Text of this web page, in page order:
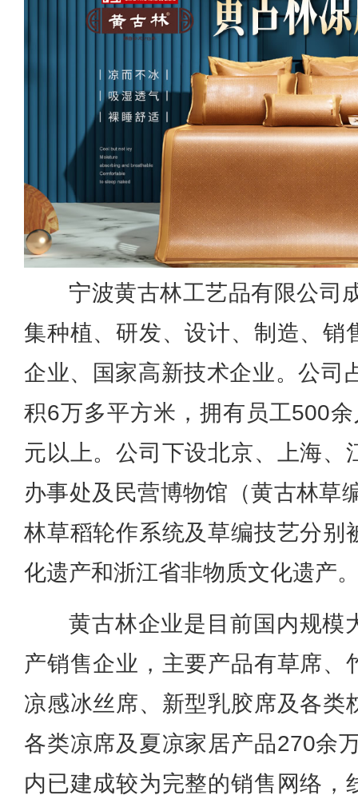
宁波黄古林工艺品有限公司
集种植、研发、设计、制造、销
企业、国家高新技术企业。公司
积6万多平方米，拥有员工500
元以上。公司下设北京、上海、
办事处及民营博物馆（黄古林草
林草稻轮作系统及草编技艺分别
化遗产和浙江省非物质文化遗产
黄古林企业是目前国内规模
产销售企业，主要产品有草席、
凉感冰丝席、新型乳胶席及各类
各类凉席及夏凉家居产品270余
内已建成较为完整的销售网络，